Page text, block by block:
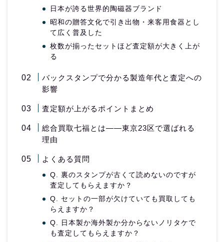
日本が誇る世界的陶磁器ブランド
昭和の贈答文化で引き出物・来客用食器とし
て広く普及した
枚数が揃ったセットほど査定額が大きく上が
る
バックスタンプで分かる製造年代と査定への
影響
査定額が上がるポイントまとめ
総合買取七福とは——東京23区で選ばれる
理由
よくある質問
Q. 裏のスタンプが古くて読めないのですが
査定してもらえますか？
Q. セットの一部が欠けていても買取しても
らえますか？
Q. 日本製か海外製か分からないノリタケで
も査定してもらえますか？